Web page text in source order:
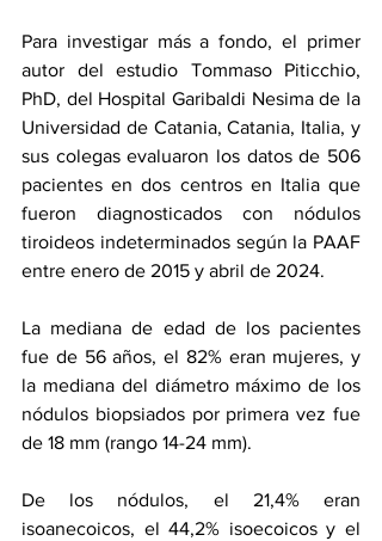
Para investigar más a fondo, el primer
autor del estudio Tommaso Piticchio,
PhD, del Hospital Garibaldi Nesima de la
Universidad de Catania, Catania, Italia, y
sus colegas evaluaron los datos de 506
pacientes en dos centros en Italia que
fueron diagnosticados con nódulos
tiroideos indeterminados según la PAAF
entre enero de 2015 y abril de 2024.
La mediana de edad de los pacientes
fue de 56 años, el 82% eran mujeres, y
la mediana del diámetro máximo de los
nódulos biopsiados por primera vez fue
de 18 mm (rango 14-24 mm).
De los nódulos, el 21,4% eran
isoanecoicos, el 44,2% isoecoicos y el